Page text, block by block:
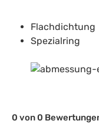
Flachdichtung
Spezialring
0 von 0